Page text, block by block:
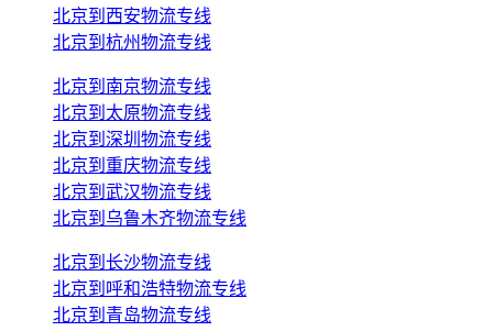
北京到西安物流专线
北京到杭州物流专线
北京到南京物流专线
北京到太原物流专线
北京到深圳物流专线
北京到重庆物流专线
北京到武汉物流专线
北京到乌鲁木齐物流专线
北京到长沙物流专线
北京到呼和浩特物流专线
北京到青岛物流专线